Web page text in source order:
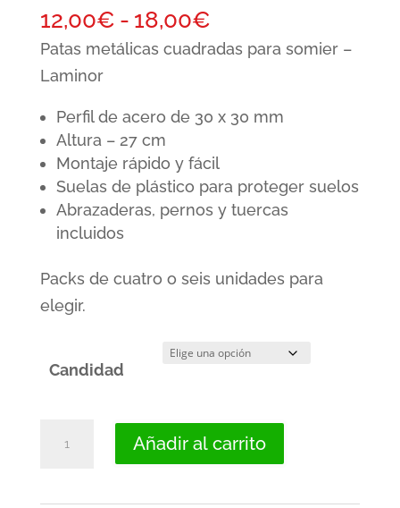
12,00€ - 18,00€Rango
de
12,00€
hasta
18,00€
Patas metálicas cuadradas para somier –
Laminor
Perfil de acero de 30 x 30 mm
Altura – 27 cm
Montaje rápido y fácil
Suelas de plástico para proteger suelos
Abrazaderas, pernos y tuercas
incluidos
Packs de cuatro o seis unidades para
elegir.
Candidad
Añadir al carrito